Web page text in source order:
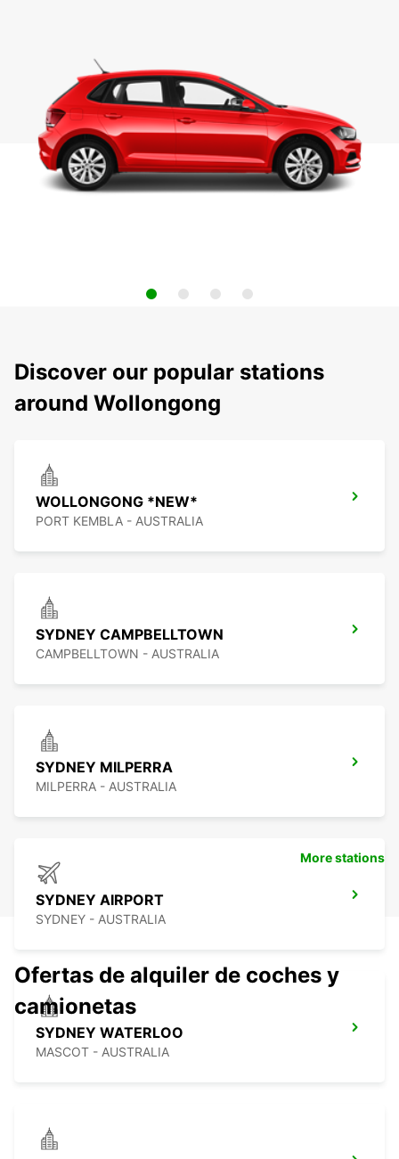
Discover our popular stations
around Wollongong
WOLLONGONG *NEW*
PORT KEMBLA - AUSTRALIA
SYDNEY CAMPBELLTOWN
CAMPBELLTOWN - AUSTRALIA
SYDNEY MILPERRA
MILPERRA - AUSTRALIA
SYDNEY AIRPORT
SYDNEY - AUSTRALIA
SYDNEY WATERLOO
MASCOT - AUSTRALIA
More stations
Ofertas de alquiler de coches y
camionetas